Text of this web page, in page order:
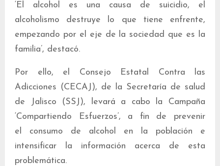
‘El alcohol es una causa de suicidio, el
alcoholismo destruye lo que tiene enfrente,
empezando por el eje de la sociedad que es la
familia’, destacó.
Por ello, el Consejo Estatal Contra las
Adicciones (CECAJ), de la Secretaría de salud
de Jalisco (SSJ), levará a cabo la Campaña
‘Compartiendo Esfuerzos’, a fin de prevenir
el consumo de alcohol en la población e
intensificar la información acerca de esta
problemática.